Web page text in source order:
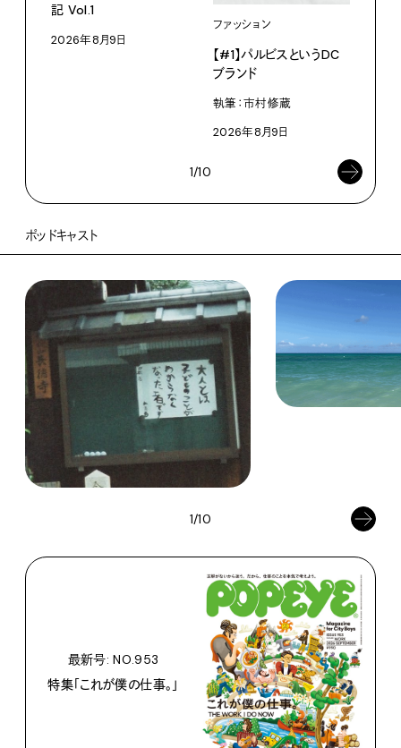
記 Vol.1
2026年8月9日
ファッション
【#1】パルビスというDC
ブランド
執筆：市村修蔵
2026年8月9日
1/10
ポッドキャスト
1/10
最新号: NO.953
特集「これが僕の仕事。」